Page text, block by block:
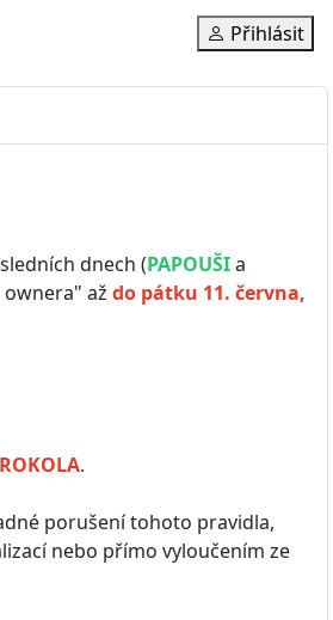
Přihlásit
dnech (PAPOUŠIa
až do pátku 11. června,
.
porušení tohoto pravidla,
nebo přímo vyloučením ze